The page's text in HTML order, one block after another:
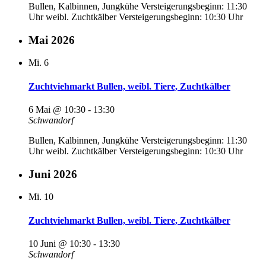
Bullen, Kalbinnen, Jungkühe Versteigerungsbeginn: 11:30
Uhr weibl. Zuchtkälber Versteigerungsbeginn: 10:30 Uhr
Mai 2026
Mi. 6
Zuchtviehmarkt Bullen, weibl. Tiere, Zuchtkälber
6 Mai @ 10:30 - 13:30
Schwandorf
Bullen, Kalbinnen, Jungkühe Versteigerungsbeginn: 11:30
Uhr weibl. Zuchtkälber Versteigerungsbeginn: 10:30 Uhr
Juni 2026
Mi. 10
Zuchtviehmarkt Bullen, weibl. Tiere, Zuchtkälber
10 Juni @ 10:30 - 13:30
Schwandorf